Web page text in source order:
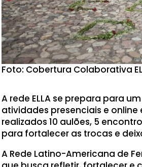
Foto: Cobertura Colaborativa
A rede ELLA se prepara para
atividades presenciais e
realizados 10 aulões, 5
para fortalecer as trocas e
A Rede Latino-Americana de